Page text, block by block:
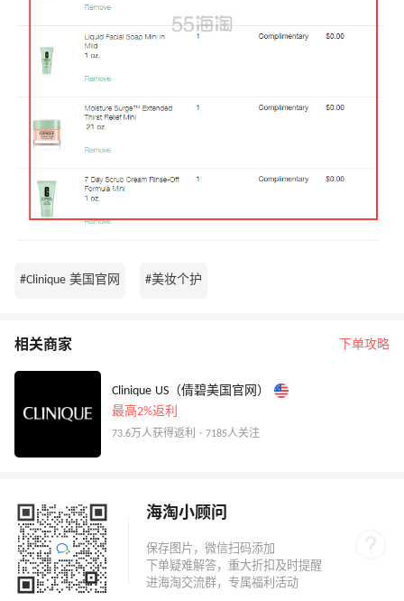
#Clinique 美国官网 #美妆个护
相关商家 下单攻略
Clinique US（倩碧美国官网）
最高2%返利
73.6万人获得返利 · 7185人关注
海淘小顾问